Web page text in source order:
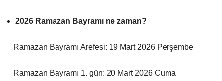
2026 Ramazan Bayramı ne zaman?
Ramazan Bayramı Arefesi: 19 Mart 2026 Perşembe
Ramazan Bayramı 1. gün: 20 Mart 2026 Cuma